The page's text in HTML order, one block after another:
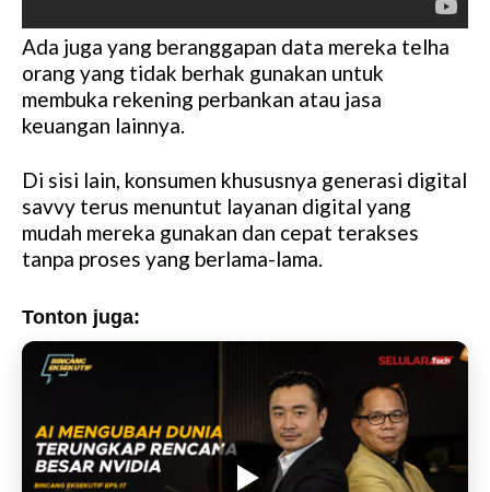
Ada juga yang beranggapan data mereka telha
orang yang tidak berhak gunakan untuk
membuka rekening perbankan atau jasa
keuangan lainnya.
Di sisi lain, konsumen khususnya generasi digital
savvy terus menuntut layanan digital yang
mudah mereka gunakan dan cepat terakses
tanpa proses yang berlama-lama.
Tonton juga: